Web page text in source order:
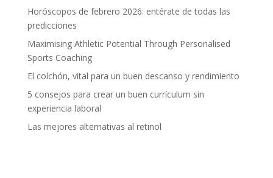
Horóscopos de febrero 2026: entérate de todas las
predicciones
Maximising Athletic Potential Through Personalised
Sports Coaching
El colchón, vital para un buen descanso y rendimiento
5 consejos para crear un buen currículum sin
experiencia laboral
Las mejores alternativas al retinol